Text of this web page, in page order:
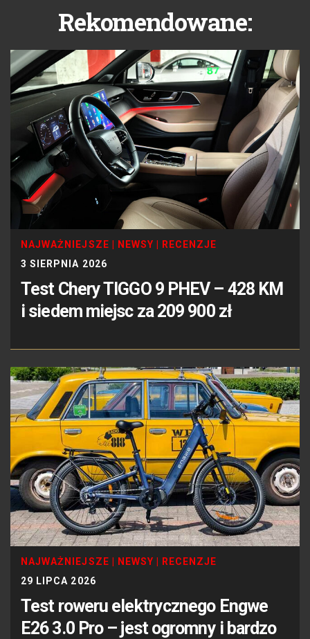
Rekomendowane:
NAJWAŻNIEJSZE NEWSY
RECENZJE
3 SIERPNIA 2026
Test Chery TIGGO 9 PHEV – 428 KM
i siedem miejsc za 209 900 zł
NAJWAŻNIEJSZE NEWSY
RECENZJE
29 LIPCA 2026
Test roweru elektrycznego Engwe
E26 3.0 Pro – jest ogromny i bardzo